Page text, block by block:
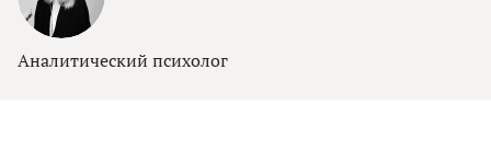
Аналитический психолог